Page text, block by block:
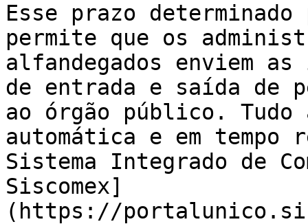
Esse prazo
permite que os
alfandegados enviem
de entrada e saída de
ao órgão público. Tudo
automática e em
Sistema Integrado de
Siscomex]
(https://